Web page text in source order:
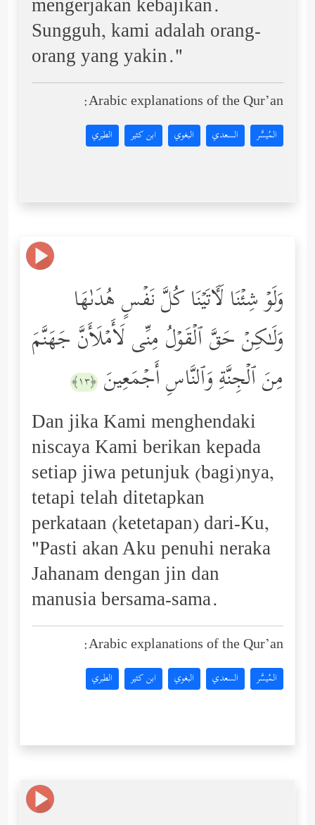
mengerjakan kebajikan.
Sungguh, kami adalah orang-
orang yang yakin."
Arabic explanations of the Qur’an:
المُيسَّر السعدي البغوي ابن كثير الطبري
وَلَوۡ شِئۡنَا لَـَٔاتَیۡنَا كُلَّ نَفۡسٍ هُدَىٰهَا
وَلَـٰكِنۡ حَقَّ ٱلۡقَوۡلُ مِنِّی لَأَمۡلَأَنَّ جَهَنَّمَ
مِنَ ٱلۡجِنَّةِ وَٱلنَّاسِ أَجۡمَعِینَ ﴿١٣﴾
Dan jika Kami menghendaki
niscaya Kami berikan kepada
setiap jiwa petunjuk (bagi)nya,
tetapi telah ditetapkan
perkataan (ketetapan) dari-Ku,
"Pasti akan Aku penuhi neraka
Jahanam dengan jin dan
manusia bersama-sama.
Arabic explanations of the Qur’an:
المُيسَّر السعدي البغوي ابن كثير الطبري